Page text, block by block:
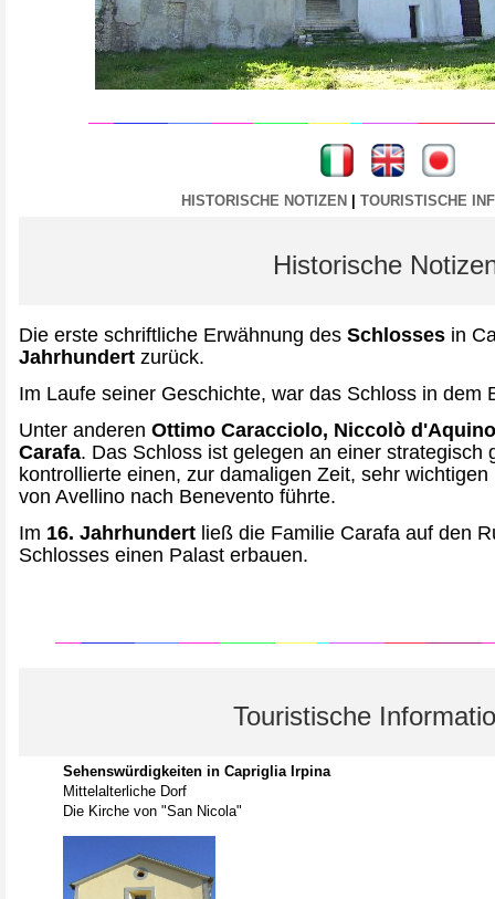
HISTORISCHE NOTIZEN| TOURISTISCHE
Historische
Die erste schriftliche Erwähnung des Schlossesin
Jahrhundertzurück.
Im Laufe seiner Geschichte, war das Schloss in dem
Unter anderen Ottimo Caracciolo, Niccolò
Carafa. Das Schloss ist gelegen an einer strategisch
kontrollierte einen, zur damaligen Zeit, sehr
von Avellino nach Benevento führte.
Im 16. Jahrhundertließ die Familie Carafa auf den
Schlosses einen Palast erbauen.
Touristische
Sehenswürdigkeiten in Capriglia Irpina
Mittelalterliche Dorf
Die Kirche von "San Nicola"